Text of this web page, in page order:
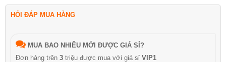
HỎI ĐÁP MUA HÀNG
MUA BAO NHIÊU MỚI ĐƯỢC GIÁ SỈ?
Đơn hàng trên 3 triệu được mua với giá sỉ VIP1